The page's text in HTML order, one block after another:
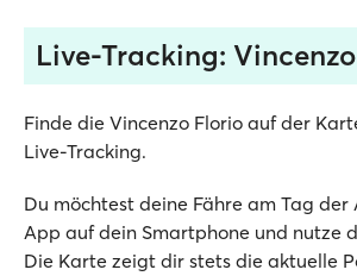
Live-Tracking:
Finde die Vincenzo Florio auf der
Live-Tracking.
Du möchtest deine Fähre am Tag
App auf dein Smartphone und nutze
Die Karte zeigt dir stets die aktuelle